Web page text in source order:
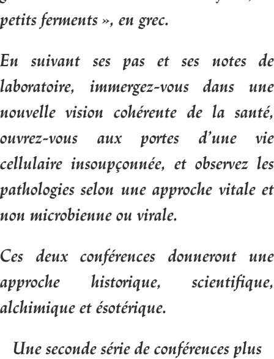
petits ferments », en grec.
En suivant ses pas et ses notes de
laboratoire, immergez-vousdans une
nouvelle vision cohérente de la santé,
ouvrez-vous aux portes d’une vie
cellulaire insoupçonnée, et observez les
pathologiesselon une approche vitale et
non microbienne ou virale.
Ces deux conférences donneront une
approche historique,scientifique,
alchimique et ésotérique.
Une seconde série de conférences plus